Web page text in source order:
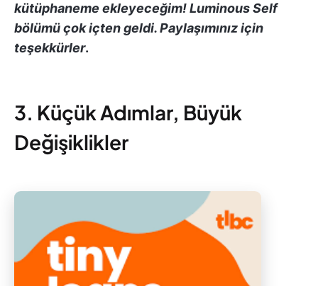
kütüphaneme ekleyeceğim! Luminous Self
bölümü çok içten geldi. Paylaşımınız için
teşekkürler.
3. Küçük Adımlar, Büyük
Değişiklikler